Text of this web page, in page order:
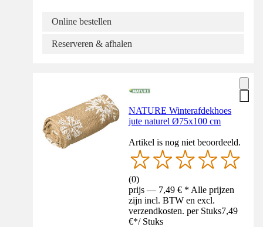
Online bestellen
Reserveren & afhalen
NATURE Winterafdekhoes
jute naturel Ø75x100 cm
Artikel is nog niet beoordeeld.
(0)
prijs — 7,49 € * Alle prijzen
zijn incl. BTW en excl.
verzendkosten. per Stuks7,49
€*/ Stuks